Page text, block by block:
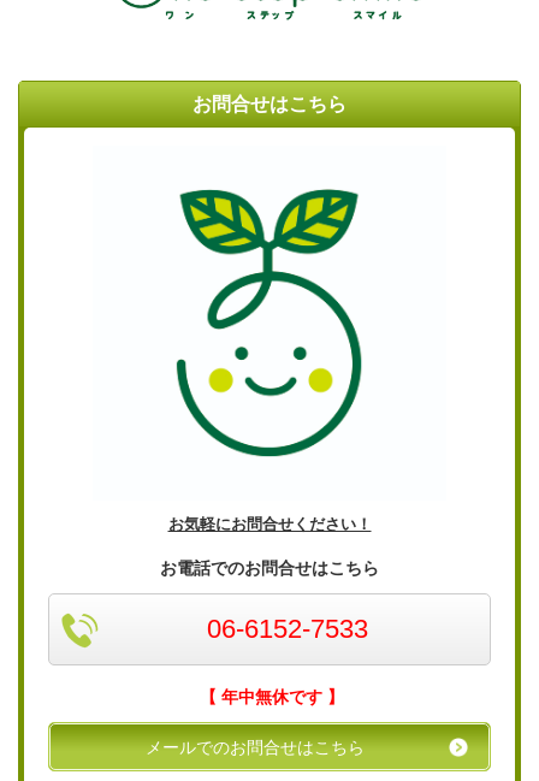
お問合せはこちら
お気軽にお問合せください！
お電話でのお問合せはこちら
06-6152-7533
【 年中無休です 】
メールでのお問合せはこちら